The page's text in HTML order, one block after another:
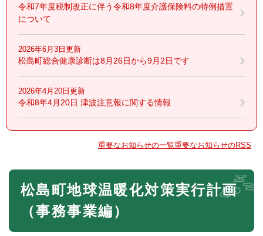
令和7年度税制改正に伴う令和8年度介護保険料の特例措置
について
2026年6月3日更新
松島町総合健康診断は8月26日から9月2日です
2026年4月20日更新
令和8年4月20日 津波注意報に関する情報
重要なお知らせの一覧重要なお知らせのRSS
本
松島町地球温暖化対策実行計画
（事務事業編）